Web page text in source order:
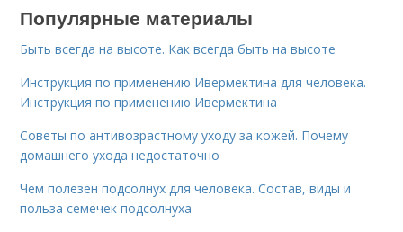
Популярные материалы
Быть всегда на высоте. Как всегда быть на высоте
Инструкция по применению Ивермектина для человека.
Инструкция по применению Ивермектина
Советы по антивозрастному уходу за кожей. Почему
домашнего ухода недостаточно
Чем полезен подсолнух для человека. Состав, виды и
польза семечек подсолнуха